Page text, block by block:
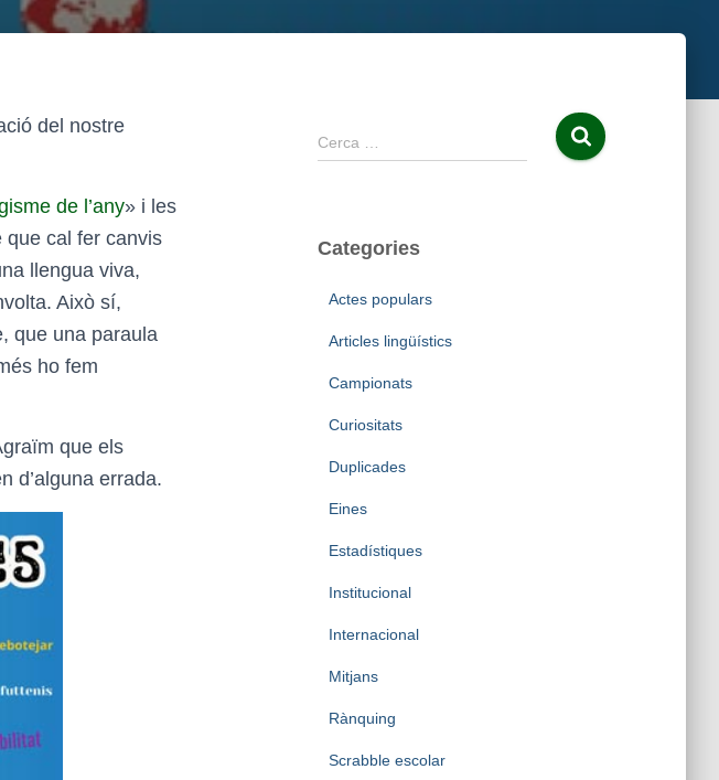
del nostre
de l’any» i les
que cal fer canvis
llengua viva,
Això sí,
que una paraula
ho fem
que els
d’alguna errada.
C
e
:
Cerca …
Categories
Actes populars
Articles lingüístics
Campionats
Curiositats
Duplicades
Eines
Estadístiques
Institucional
Internacional
Mitjans
Rànquing
Scrabble escolar